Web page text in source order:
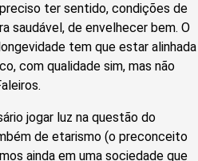
ter sentido, condições de
saudável, de envelhecer bem. O
tem que estar alinhada
com qualidade sim, mas não
jogar luz na questão do
de etarismo (o preconceito
ainda em uma sociedade que